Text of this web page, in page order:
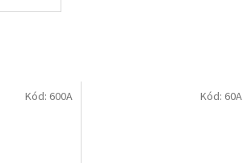
Kód: 600A Kód: 60A